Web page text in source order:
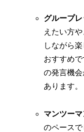
グループ
えたい方
しながら
おすすめ
の発言機
あります。
マンツー
のペース